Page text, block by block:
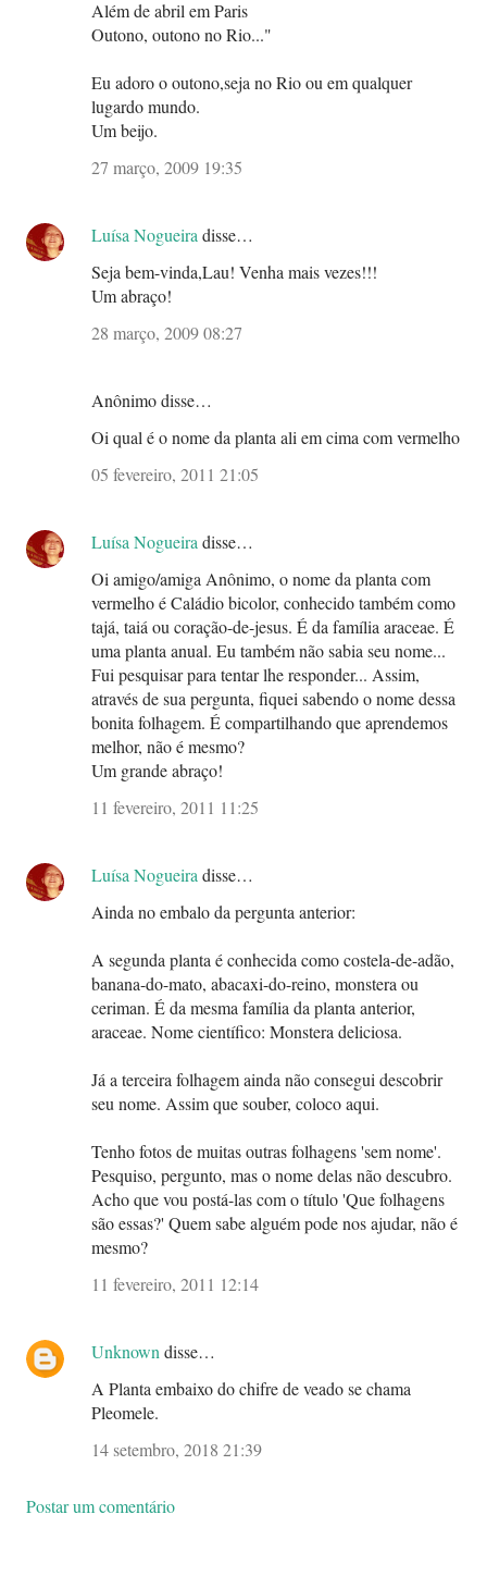
Além de abril em Paris
Outono, outono no Rio..."
Eu adoro o outono,seja no Rio ou em qualquer
lugardo mundo.
Um beijo.
27 março, 2009 19:35
Luísa Nogueira disse…
Seja bem-vinda,Lau! Venha mais vezes!!!
Um abraço!
28 março, 2009 08:27
Anônimo disse…
Oi qual é o nome da planta ali em cima com vermelho
05 fevereiro, 2011 21:05
Luísa Nogueira disse…
Oi amigo/amiga Anônimo, o nome da planta com
vermelho é Caládio bicolor, conhecido também como
tajá, taiá ou coração-de-jesus. É da família araceae. É
uma planta anual. Eu também não sabia seu nome...
Fui pesquisar para tentar lhe responder... Assim,
através de sua pergunta, fiquei sabendo o nome dessa
bonita folhagem. É compartilhando que aprendemos
melhor, não é mesmo?
Um grande abraço!
11 fevereiro, 2011 11:25
Luísa Nogueira disse…
Ainda no embalo da pergunta anterior:
A segunda planta é conhecida como costela-de-adão,
banana-do-mato, abacaxi-do-reino, monstera ou
ceriman. É da mesma família da planta anterior,
araceae. Nome científico: Monstera deliciosa.
Já a terceira folhagem ainda não consegui descobrir
seu nome. Assim que souber, coloco aqui.
Tenho fotos de muitas outras folhagens 'sem nome'.
Pesquiso, pergunto, mas o nome delas não descubro.
Acho que vou postá-las com o título 'Que folhagens
são essas?' Quem sabe alguém pode nos ajudar, não é
mesmo?
11 fevereiro, 2011 12:14
Unknown disse…
A Planta embaixo do chifre de veado se chama
Pleomele.
14 setembro, 2018 21:39
Postar um comentário